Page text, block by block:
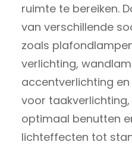
ruimte te bereiken.
van verschillende
zoals
verlichting,
accentverlichting
voor
optimaal benutten
lichteffecten tot